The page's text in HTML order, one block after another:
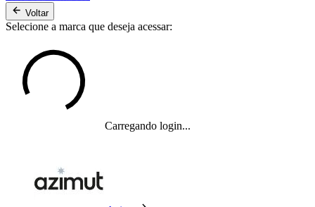
Voltar
Selecione a marca que deseja acessar:
Carregando login...